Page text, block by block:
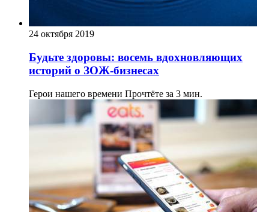
24 октября 2019
Будьте здоровы: восемь вдохновляющих
историй о ЗОЖ-бизнесах
Герои нашего времени Прочтёте за 3 мин.